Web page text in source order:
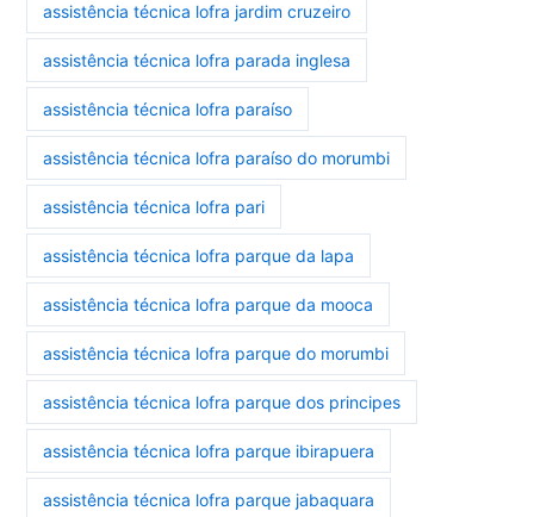
assistência técnica lofra jardim cruzeiro
assistência técnica lofra parada inglesa
assistência técnica lofra paraíso
assistência técnica lofra paraíso do morumbi
assistência técnica lofra pari
assistência técnica lofra parque da lapa
assistência técnica lofra parque da mooca
assistência técnica lofra parque do morumbi
assistência técnica lofra parque dos principes
assistência técnica lofra parque ibirapuera
assistência técnica lofra parque jabaquara